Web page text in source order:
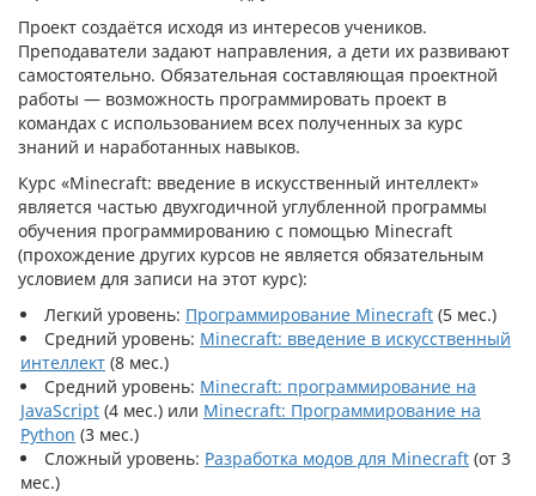
Проект создаётся исходя из интересов учеников.
Преподаватели задают направления, а дети их развивают
самостоятельно. Обязательная составляющая проектной
работы — возможность программировать проект в
командах с использованием всех полученных за курс
знаний и наработанных навыков.
Курс «Minecraft: введение в искусственный интеллект»
является частью двухгодичной углубленной программы
обучения программированию с помощью Minecraft
(прохождение других курсов не является обязательным
условием для записи на этот курс):
Легкий уровень: Программирование Minecraft (5 мес.)
Средний уровень: Minecraft: введение в искусственный
интеллект (8 мес.)
Средний уровень: Minecraft: программирование на
JavaScript (4 мес.) или Minecraft: Программирование на
Python (3 мес.)
Сложный уровень: Разработка модов для Minecraft (от 3
мес.)